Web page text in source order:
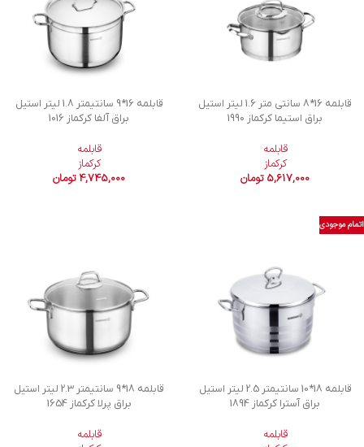
قابلمه 16*8 سانتی متر 1.6 لیتر استیل
براق استیما کرکماز 1990
قابلمه
کرکماز
5,617,000 تومان
قابلمه 16*9 سانتیمتر 1.8 لیتر استیل
براق آلفا کرکماز 1016
قابلمه
کرکماز
4,745,000 تومان
اتمام موجودی
قابلمه 18*10 سانتیمتر 2.5 لیتر استیل
براق آسترا کرکماز 1894
قابلمه
قابلمه 18*9 سانتیمتر 2.3 لیتر استیل
براق پرلا کرکماز 1654
قابلمه